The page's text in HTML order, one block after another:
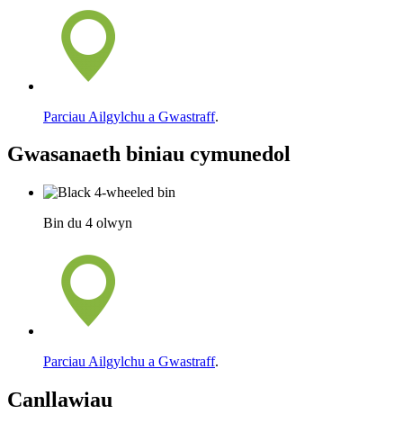
Parciau Ailgylchu a Gwastraff.
Gwasanaeth biniau cymunedol
Bin du 4 olwyn
Parciau Ailgylchu a Gwastraff.
Canllawiau